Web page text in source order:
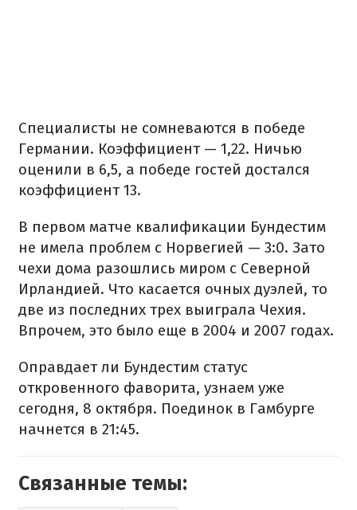
Специалисты не сомневаются в победе
Германии. Коэффициент — 1,22. Ничью
оценили в 6,5, а победе гостей достался
коэффициент 13.
В первом матче квалификации Бундестим
не имела проблем с Норвегией — 3:0. Зато
чехи дома разошлись миром с Северной
Ирландией. Что касается очных дуэлей, то
две из последних трех выиграла Чехия.
Впрочем, это было еще в 2004 и 2007 годах.
Оправдает ли Бундестим статус
откровенного фаворита, узнаем уже
сегодня, 8 октября. Поединок в Гамбурге
начнется в 21:45.
Связанные темы: